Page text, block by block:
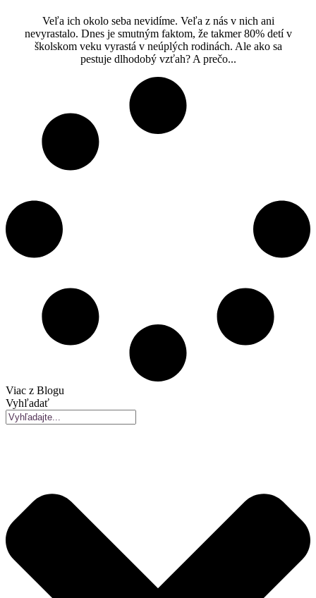
Veľa ich okolo seba nevidíme. Veľa z nás v nich ani
nevyrastalo. Dnes je smutným faktom, že takmer 80% detí v
školskom veku vyrastá v neúplých rodinách. Ale ako sa
pestuje dlhodobý vzťah? A prečo...
Viac z Blogu
Vyhľadať